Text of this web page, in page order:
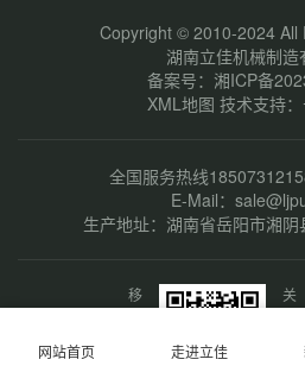
Copyright © 2010-2024 All
湖南立佳机械制造
备案号： 湘ICP备
XML地图 技术支持：
全国服务热线
E-Mail：
生产地址：湖南省岳阳市湘
移
关
网站首页 走进立佳